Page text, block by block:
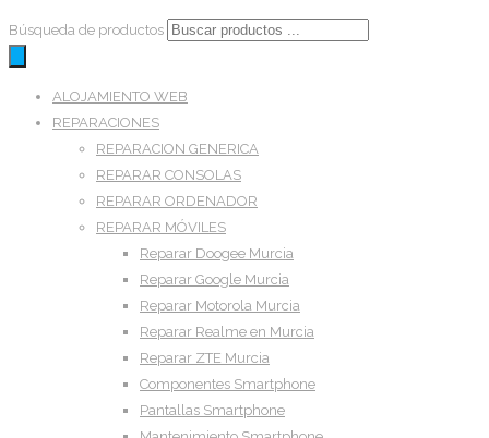
Búsqueda de productos
ALOJAMIENTO WEB
REPARACIONES
REPARACION GENERICA
REPARAR CONSOLAS
REPARAR ORDENADOR
REPARAR MÓVILES
Reparar Doogee Murcia
Reparar Google Murcia
Reparar Motorola Murcia
Reparar Realme en Murcia
Reparar ZTE Murcia
Componentes Smartphone
Pantallas Smartphone